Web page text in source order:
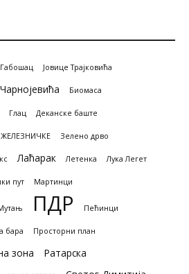
Габошац Јовице Трајковића
Биомасa
Глац Деканске баште
ЖЕЛЕЗНИЧКЕ Зелено дрво
Лаћарак Летенка Лука Легет
пут Мартинци
ПДР Пећинци
бара Просторни план
зона Ратарска